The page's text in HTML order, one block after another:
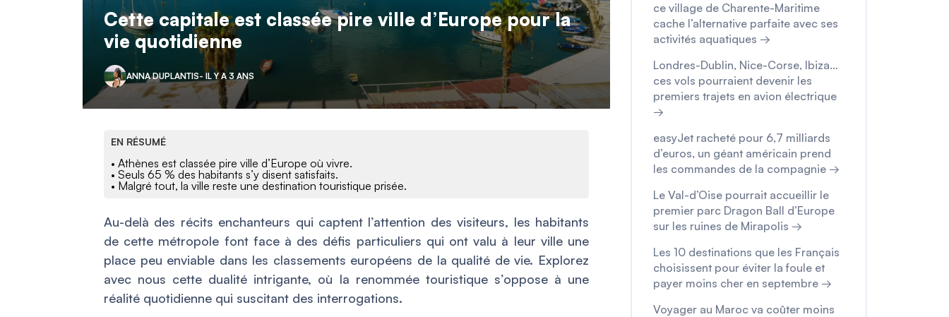
Cette capitale est classée pire ville d’Europe pour la
vie quotidienne
ANNA DUPLANTIS- IL Y A 3 ANS
EN RÉSUMÉ
• Athènes est classée pire ville d’Europe où vivre.
• Seuls 65 % des habitants s’y disent satisfaits.
• Malgré tout, la ville reste une destination touristique prisée.
Au-delà des récits enchanteurs qui captent l’attention des visiteurs, les habitants
de cette métropole font face à des défis particuliers qui ont valu à leur ville une
place peu enviable dans les classements européens de la qualité de vie. Explorez
avec nous cette dualité intrigante, où la renommée touristique s’oppose à une
réalité quotidienne qui suscitant des interrogations.
ce village de Charente-Maritime
cache l’alternative parfaite avec ses
activités aquatiques →
Londres-Dublin, Nice-Corse, Ibiza…
ces vols pourraient devenir les
premiers trajets en avion électrique
→
easyJet racheté pour 6,7 milliards
d’euros, un géant américain prend
les commandes de la compagnie →
Le Val-d’Oise pourrait accueillir le
premier parc Dragon Ball d’Europe
sur les ruines de Mirapolis →
Les 10 destinations que les Français
choisissent pour éviter la foule et
payer moins cher en septembre →
Voyager au Maroc va coûter moins